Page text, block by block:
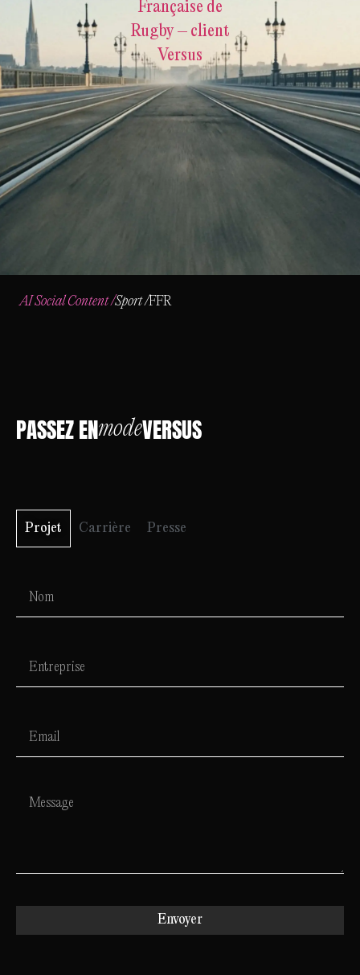
AI Social Content/Sport/FFR
Projet Carrière Presse
PASSEZ ENmodeVERSUS
Envoyer